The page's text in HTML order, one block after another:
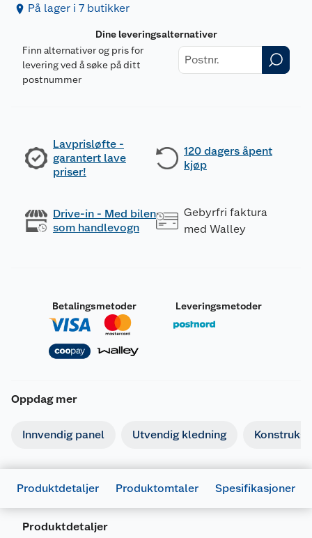
På lager i 7 butikker
Dine leveringsalternativer
Finn alternativer og pris for
levering ved å søke på ditt
postnummer
Lavprisløfte -
garantert lave
priser!
120 dagers åpent
kjøp
Drive-in - Med bilen
som handlevogn
Gebyrfri faktura
med Walley
Betalingsmetoder Leveringsmetoder
Oppdag mer
Innvendig panel Utvendig kledning
Produktdetaljer Produktomtaler Spesifikasjoner
Produktdetaljer
Generelt
Artikkelnummer